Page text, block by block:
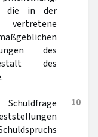
die in der
des
des
10